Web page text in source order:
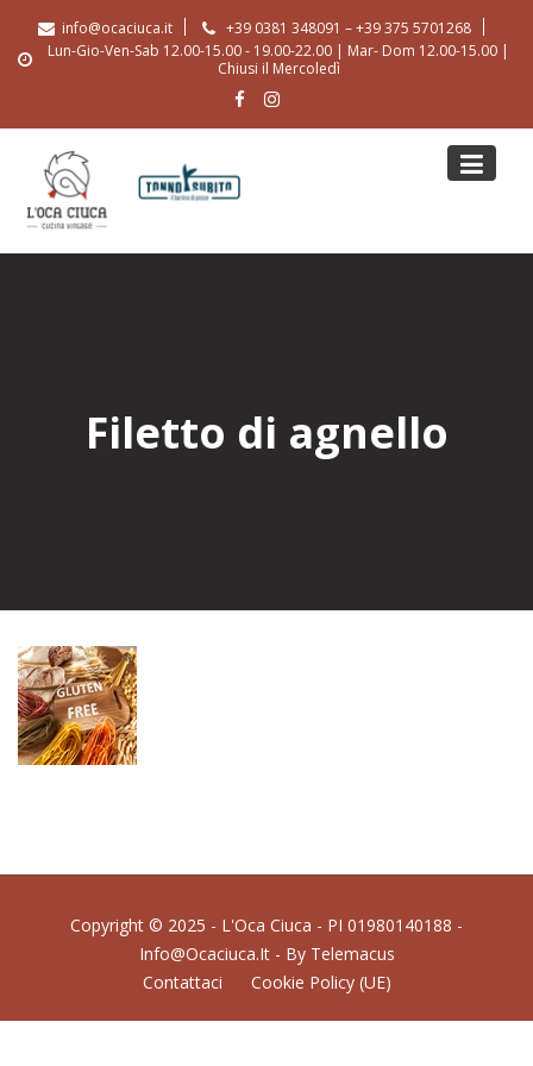
content
info@ocaciuca.it
+39 0381 348091 – +39 375 5701268
Lun-Gio-Ven-Sab 12.00-15.00 - 19.00-22.00 | Mar- Dom 12.00-15.00 |
Chiusi il Mercoledì
Filetto di agnello
Copyright © 2025 - L'Oca Ciuca - PI 01980140188 -
Info@ocaciuca.it - By Telemacus
Contattaci
Cookie Policy (UE)